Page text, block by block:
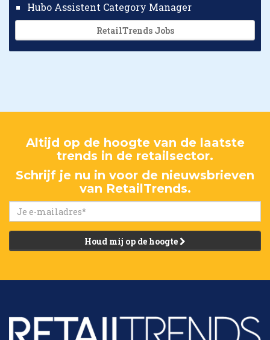
Hubo Assistent Category Manager
RetailTrends Jobs
Altijd op de hoogte van de laatste
trends in de retailsector.
Schrijf je nu in voor de nieuwsbrieven
van RetailTrends.
Houd mij op de hoogte